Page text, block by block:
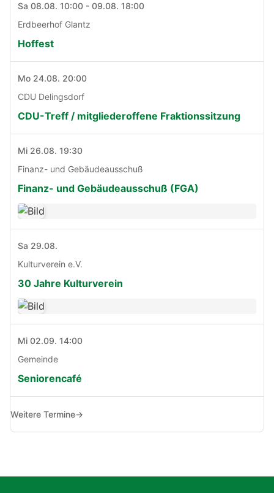
Sa 08.08. 10:00 - 09.08. 18:00
Erdbeerhof Glantz
Hoffest
Mo 24.08. 20:00
CDU Delingsdorf
CDU-Treff / mitgliederoffene Fraktionssitzung
Mi 26.08. 19:30
Finanz- und Gebäudeausschuß
Finanz- und Gebäudeausschuß (FGA)
Sa 29.08.
Kulturverein e.V.
30 Jahre Kulturverein
Mi 02.09. 14:00
Gemeinde
Seniorencafé
Weitere Termine→